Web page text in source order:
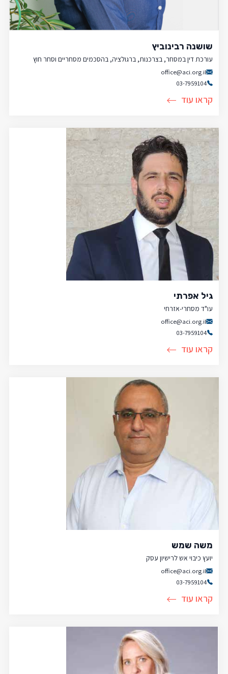
שושנה רבינוביץ
עורכת דין במסחר, בצרכנות, ברגולציה, בהסכמים מסחריים וסחר חוץ
office@aci.org.il
03-7959104
קראו עוד
גיל אפרתי
עו"ד מסחרי-אזרחי
office@aci.org.il
03-7959104
קראו עוד
משה שמש
יועץ כיבוי אש לרישיון עסק
office@aci.org.il
03-7959104
קראו עוד